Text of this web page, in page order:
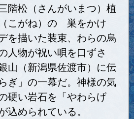
階松（さんがいまつ）植
こがね）の 巣をかけ
を描いた装束、わらの烏
人物が祝い唄を口ずさ
山（新潟県佐渡市）に伝
ぎ」の一幕だ。神様の気
硬い岩石を「やわらげ
込められている。